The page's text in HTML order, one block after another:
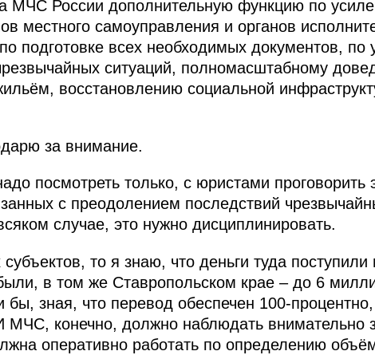
МЧС России дополнительную функцию по
местного самоуправления и органов
подготовке всех необходимых документов, по
ситуаций, полномасштабному
восстановлению социальной
за внимание.
посмотреть только, с юристами
с преодолением последствий
случае, это нужно дисциплинировать.
субъектов, то я знаю, что деньги туда
в том же Ставропольском крае – до 6
зная, что перевод обеспечен 100-
МЧС, конечно, должно наблюдать внимательно
оперативно работать по определению